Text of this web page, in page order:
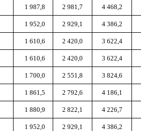
1 987,8 2 981,7 4 468,2
1 952,0 2 929,1 4 386,2
1 610,6 2 420,0 3 622,4
1 610,6 2 420,0 3 622,4
1 700,0 2 551,8 3 824,6
1 861,5 2 792,6 4 186,1
1 880,9 2 822,1 4 226,7
1 952,0 2 929,1 4 386,2